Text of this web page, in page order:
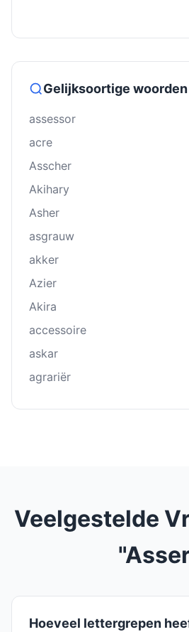
Gelijksoortige woorden
assessor
acre
Asscher
Akihary
Asher
asgrauw
akker
Azier
Akira
accessoire
askar
agrariër
Veelgestelde
Hoeveel lettergrepen